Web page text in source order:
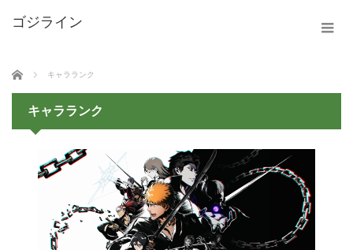
ホーム キャラランク
キャラランク